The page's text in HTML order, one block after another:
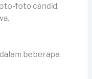
foto candid,
beberapa